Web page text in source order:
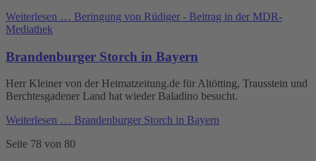
Weiterlesen … Beringung von Rüdiger - Beitrag in der MDR-
Mediathek
Brandenburger Storch in Bayern
Herr Kleiner von der Heimatzeitung.de für Altötting, Trausstein und
Berchtesgadener Land hat wieder Baladino besucht.
Weiterlesen … Brandenburger Storch in Bayern
Seite 78 von 80